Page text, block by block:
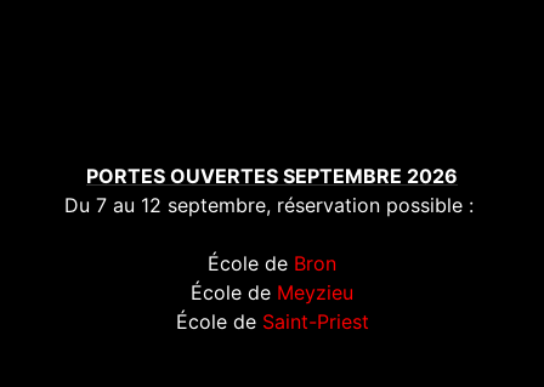
PORTES OUVERTES SEPTEMBRE 2026
Du 7 au 12 septembre, réservation possible :
École de Bron
École de Meyzieu
École de Saint-Priest